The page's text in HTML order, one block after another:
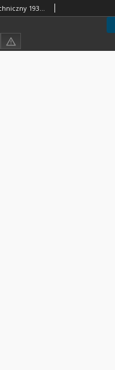
Przegląd Wojskowo-Techniczny 1935 nr 4